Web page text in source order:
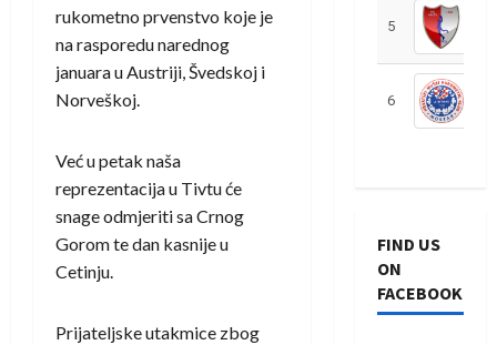
rukometno prvenstvo koje je
na rasporedu narednog
januara u Austriji, Švedskoj i
Norveškoj.
Već u petak naša
reprezentacija u Tivtu će
snage odmjeriti sa Crnog
Gorom te dan kasnije u
Cetinju.
Prijateljske utakmice zbog
5
6
FIND US
ON
FACEBOOK